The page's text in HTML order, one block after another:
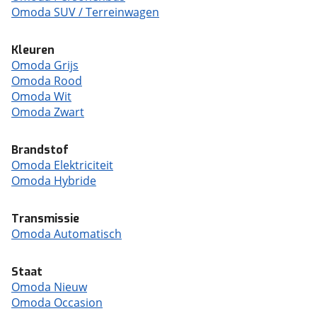
Omoda SUV / Terreinwagen
Kleuren
Omoda Grijs
Omoda Rood
Omoda Wit
Omoda Zwart
Brandstof
Omoda Elektriciteit
Omoda Hybride
Transmissie
Omoda Automatisch
Staat
Omoda Nieuw
Omoda Occasion